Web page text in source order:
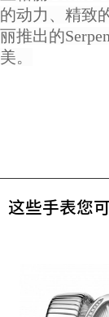
的动力、精致
丽推出的
美。
这些手表您